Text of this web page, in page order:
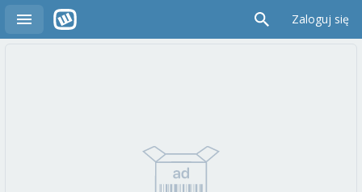
Zaloguj się